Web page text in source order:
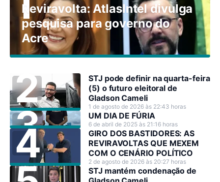
Reviravolta: AtlasIntel divulga
pesquisa para governo do
Acre
STJ pode definir na quarta-feira
(5) o futuro eleitoral de
Gladson Cameli
1 de agosto de 2026 às 22:43 horas
UM DIA DE FÚRIA
6 de abril de 2025 às 21:16 horas
GIRO DOS BASTIDORES: AS
REVIRAVOLTAS QUE MEXEM
COM O CENÁRIO POLÍTICO
2 de agosto de 2026 às 20:27 horas
STJ mantém condenação de